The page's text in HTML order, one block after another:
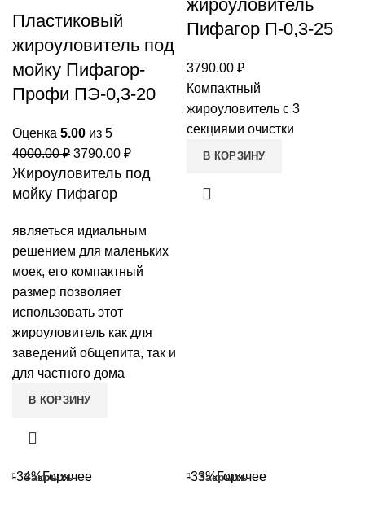
Пластиковый
жироуловитель под
мойку Пифагор-
Профи ПЭ-0,3-20
Оценка 5.00 из 5
4000.00₽ Первоначальная
цена
составляла
3790.00 ₽Текущая
цена:
Жироуловитель под
мойку Пифагор
являеться идиальным
решением для маленьких
моек, его компактный
размер позволяет
использовать этот
жироуловитель как для
заведений общепита, так и
для частного дома
В КОРЗИНУ
жироуловитель
Пифагор П-0,3-25
3790.00 ₽
Компактный
жироуловитель с 3
секциями очистки
В КОРЗИНУ
-34%Горячее
Закрыть -33%Горячее
Закрыть